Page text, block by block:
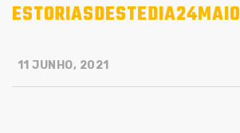
ESTORIASDESTEDIA24MAIO
11 JUNHO, 2021